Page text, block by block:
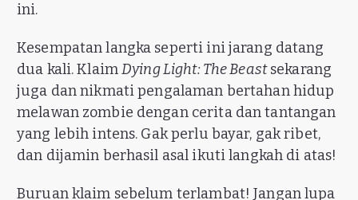
ini.
Kesempatan langka seperti ini jarang datang
dua kali. KlaimDying Light: The Beastsekarang
juga dan nikmati pengalaman bertahan hidup
melawan zombie dengan cerita dan tantangan
yang lebih intens. Gak perlu bayar, gak ribet,
dan dijamin berhasil asal ikuti langkah di atas!
Buruan klaim sebelum terlambat! Jangan lupa